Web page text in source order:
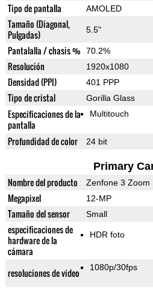
Tipo de pantalla AMOLED
Tamaño (Diagonal,
Pulgadas)
5.5"
Pantalalla / chasis % 70.2%
Resolución 1920x1080
Densidad (PPI) 401 PPP
Tipo de cristal Gorilla Glass
Especificaciones de la
pantalla
Multitouch
Profundidad de color 24 bit
Primary
Nombre del producto Zenfone 3 Zoom
Megapixel 12-MP
Tamaño del sensor Small
especificaciones de
hardware de la
cámara
HDR foto
resoluciones de video 1080p/30fps